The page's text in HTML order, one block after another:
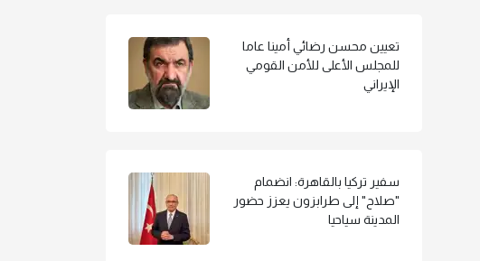
تعيين محسن رضائي أمينا عاما
للمجلس الأعلى للأمن القومي
الإيراني
سفير تركيا بالقاهرة: انضمام
"صلاح" إلى طرابزون يعزز حضور
المدينة سياحيا